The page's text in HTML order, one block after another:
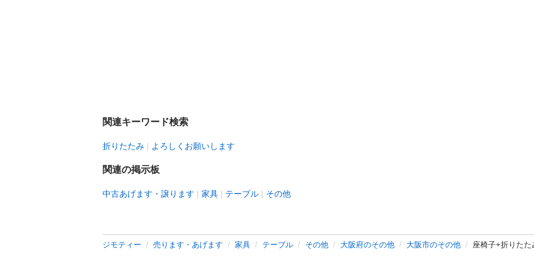
関連キーワード検索
折りたたみ よろしくお願いします
関連の掲示板
中古あげます・譲ります 家具 テーブル その他
ジモティー 売ります・あげます 家具 テーブル その他 大阪府のその他 大阪市のその他 座椅子+折りたた